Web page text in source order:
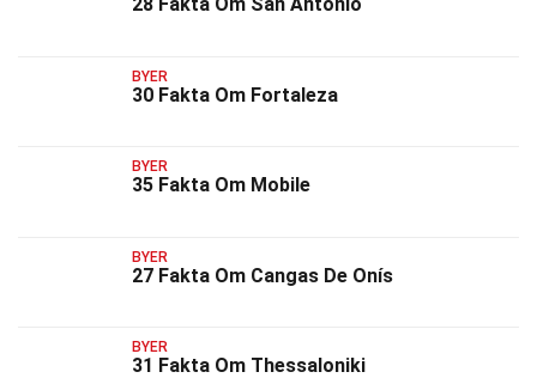
28 Fakta Om San Antonio
BYER
30 Fakta Om Fortaleza
BYER
35 Fakta Om Mobile
BYER
27 Fakta Om Cangas De Onís
BYER
31 Fakta Om Thessaloniki